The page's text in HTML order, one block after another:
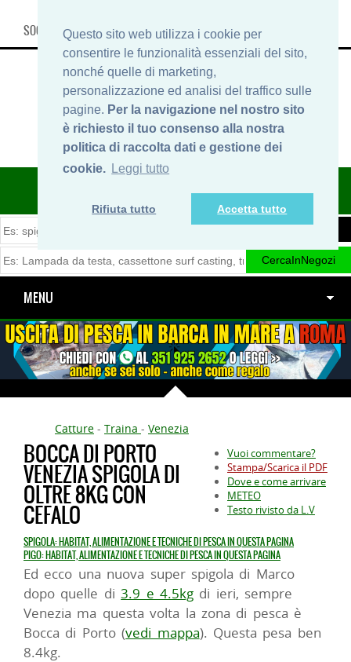
Questo sito web utilizza i cookie per
consentire le funzionalità essenziali del sito,
nonché quelle di marketing,
personalizzazione ed analisi del traffico sulle
pagine. Per la navigazione nel nostro sito
è richiesto il tuo consenso alla nostra
politica di raccolta dati e gestione dei
cookie. Leggi tutto
Rifiuta tutto Accetta tutto
SOCIAL, INFO & SHOP
ITINERARIDIPESCA.IT
MENU
Catture - Traina - Venezia
Vuoi commentare?
Stampa/Scarica il PDF
Dove e come arrivare
METEO
Testo rivisto da L.V
BOCCA DI PORTO
VENEZIA SPIGOLA DI
OLTRE 8KG CON
CEFALO
SPIGOLA: HABITAT, ALIMENTAZIONE E TECNICHE DI PESCA IN QUESTA PAGINA
PIGO: HABITAT, ALIMENTAZIONE E TECNICHE DI PESCA IN QUESTA PAGINA
Ed ecco una nuova super spigola di Marco
dopo quelle di3.9 e 4.5kg di ieri, sempre
Venezia ma questa volta la zona di pesca è
Bocca di Porto (vedi mappa). Questa pesa ben
8.4kg.